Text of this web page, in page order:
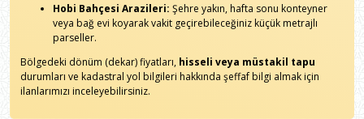
Hobi Bahçesi Arazileri: Şehre yakın, hafta sonu konteyner
veya bağ evi koyarak vakit geçirebileceğiniz küçük metrajlı
parseller.
Bölgedeki dönüm (dekar) fiyatları, hisseli veya müstakil tapu
durumları ve kadastral yol bilgileri hakkında şeffaf bilgi almak için
ilanlarımızı inceleyebilirsiniz.